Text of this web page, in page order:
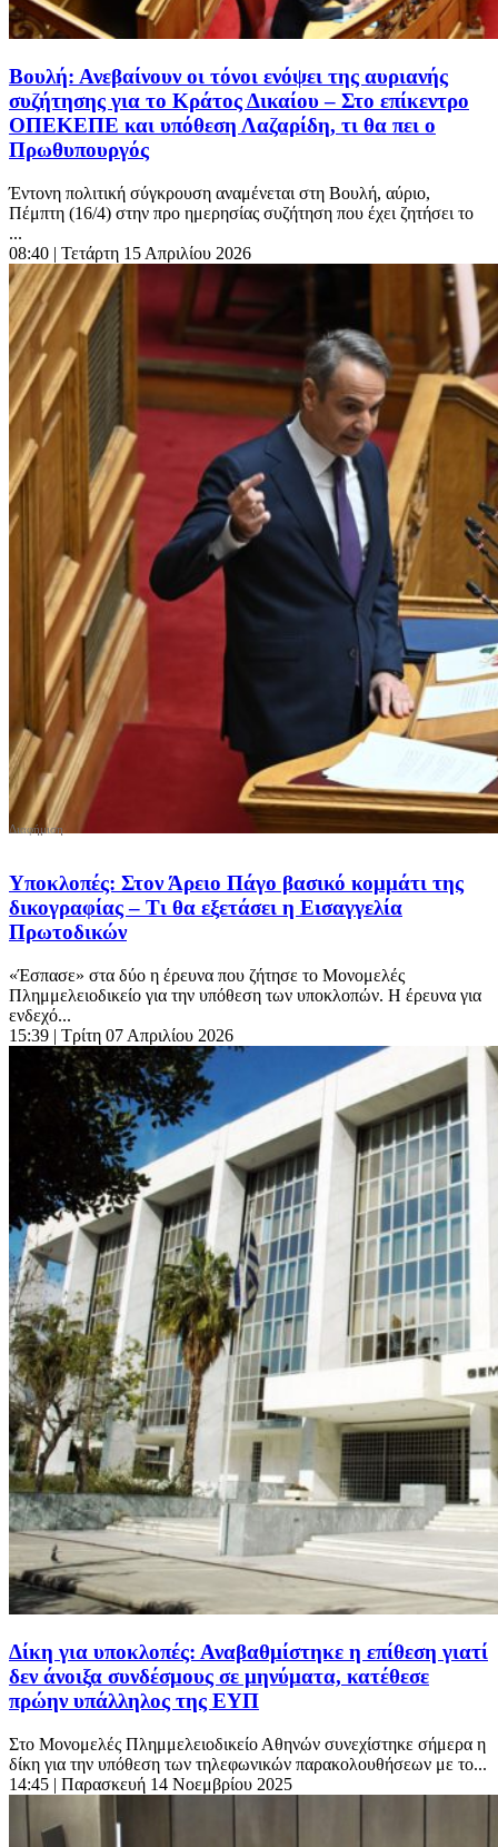
Βουλή: Ανεβαίνουν οι τόνοι ενόψει της αυριανής
συζήτησης για το Κράτος Δικαίου – Στο επίκεντρο
ΟΠΕΚΕΠΕ και υπόθεση Λαζαρίδη, τι θα πει ο
Πρωθυπουργός
Έντονη πολιτική σύγκρουση αναμένεται στη Βουλή, αύριο,
Πέμπτη (16/4) στην προ ημερησίας συζήτηση που έχει ζητήσει το
...
08:40 | Τετάρτη 15 Απριλίου 2026
Υποκλοπές: Στον Άρειο Πάγο βασικό κομμάτι της
δικογραφίας – Τι θα εξετάσει η Εισαγγελία
Πρωτοδικών
«Έσπασε» στα δύο η έρευνα που ζήτησε το Μονομελές
Πλημμελειοδικείο για την υπόθεση των υποκλοπών. Η έρευνα για
ενδεχό...
15:39 | Τρίτη 07 Απριλίου 2026
Δίκη για υποκλοπές: Αναβαθμίστηκε η επίθεση γιατί
δεν άνοιξα συνδέσμους σε μηνύματα, κατέθεσε
πρώην υπάλληλος της ΕΥΠ
Στο Μονομελές Πλημμελειοδικείο Αθηνών συνεχίστηκε σήμερα η
δίκη για την υπόθεση των τηλεφωνικών παρακολουθήσεων με το...
14:45 | Παρασκευή 14 Νοεμβρίου 2025